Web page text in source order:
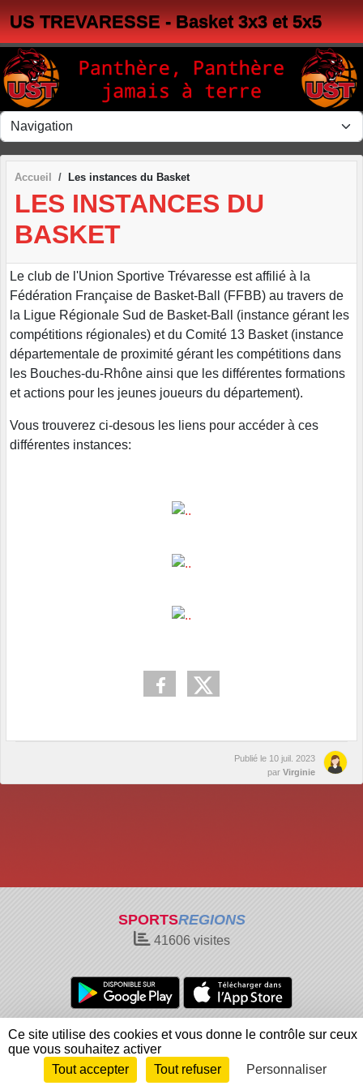
US TREVARESSE - Basket 3x3 et 5x5
Accueil Les instances du Basket
LES INSTANCES DU
BASKET
Le club de l'Union Sportive Trévaresse est affilié à la
Fédération Française de Basket-Ball (FFBB) au travers de
la Ligue Régionale Sud de Basket-Ball (instance gérant les
compétitions régionales) et du Comité 13 Basket (instance
départementale de proximité gérant les compétitions dans
les Bouches-du-Rhône ainsi que les différentes formations
et actions pour les jeunes joueurs du département).
Vous trouverez ci-desous les liens pour accéder à ces
différentes instances:
Publié le 10 juil. 2023
par Virginie
SPORTSREGIONS
41606visites
Charte cookies
Gestion des cookies
Informations légales
Signaler un contenu inapproprié
Envie de participer ?
Connexion
Ce site utilise des cookies et vous donne le contrôle sur ceux
que vous souhaitez activer
Tout accepter
Tout refuser Personnaliser